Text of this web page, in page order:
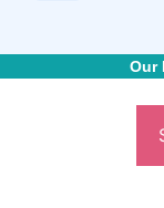
Our